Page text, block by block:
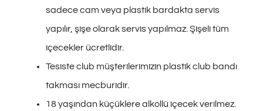
sadece cam veya plastik bardakta servis
yapılır, şişe olarak servis yapılmaz. Şişeli tüm
içecekler ücretlidir.
Tesiste club müşterilerimizin plastik club bandı
takması mecburidir.
18 yaşından küçüklere alkollü içecek verilmez.